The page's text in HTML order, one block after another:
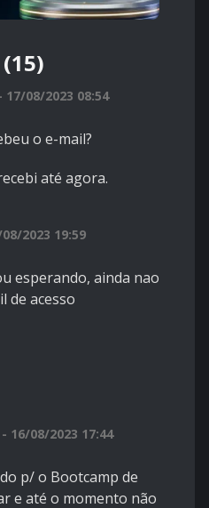
08/2023 08:54
o e-mail?
até agora.
2023 19:59
esperando, ainda nao
de acesso
16/08/2023 17:44
p/ o Bootcamp de
e até o momento não